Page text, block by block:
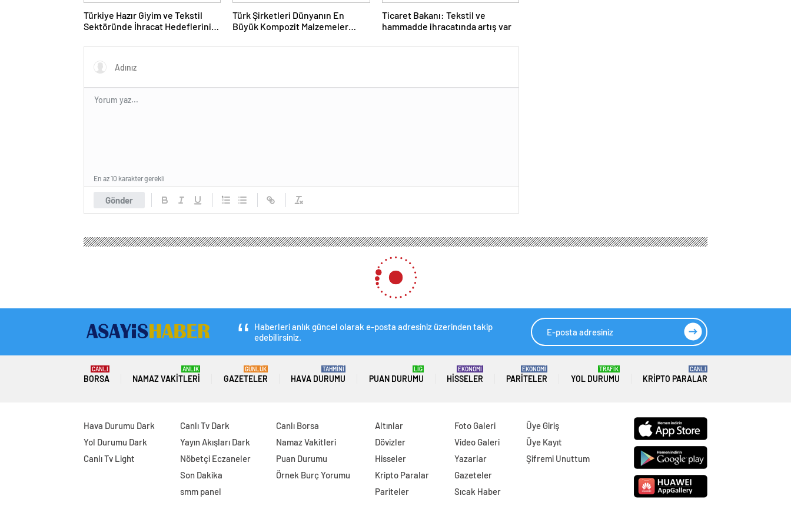
Türkiye Hazır Giyim ve Tekstil
Sektöründe İhracat Hedeflerini
Türk Şirketleri Dünyanın En
Büyük Kompozit Malzemeler
Ticaret Bakanı: Tekstil ve
hammadde ihracatında artış var
Gönder
En az 10 karakter gerekli
Denizli İhracatı Şubat Ayında Yüzde 6,2 Arttı
HABERLERİ
GÜNDEM 10 Ağustos 2026
Joe Biden 6 aylık hedeflerini açıkladı.